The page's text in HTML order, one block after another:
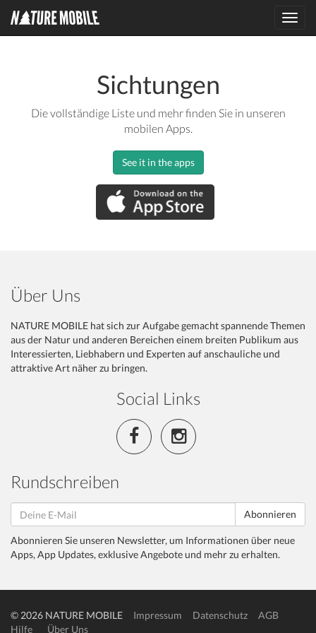
Sichtungen
Die vollständige Liste und mehr finden Sie in unseren
mobilen Apps.
See it in the apps
Über Uns
NATURE MOBILE hat sich zur Aufgabe gemacht spannende Themen
aus der Natur und anderen Bereichen einem breiten Publikum aus
Interessierten, Liebhabern und Experten auf anschauliche und
attraktive Art näher zu bringen.
Social Links
Rundschreiben
Abonnieren
Abonnieren Sie unseren Newsletter, um Informationen über neue
Apps, App Updates, exklusive Angebote und mehr zu erhalten.
© 2026 NATURE MOBILE Impressum Datenschutz
AGB
Hilfe
Über Uns